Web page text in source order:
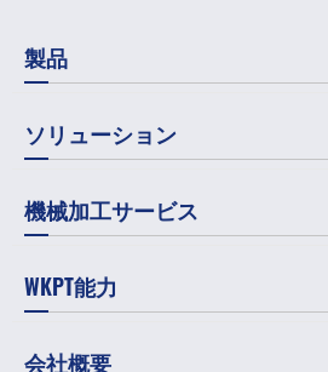
製品
ソリューション
機械加工サービス
WKPT能力
会社概要